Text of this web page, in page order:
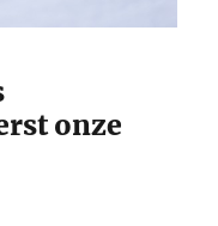
onze